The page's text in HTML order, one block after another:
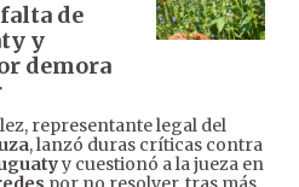
de
y
demora
representante legal del
, lanzó duras críticas contra
y cuestionó a la jueza en